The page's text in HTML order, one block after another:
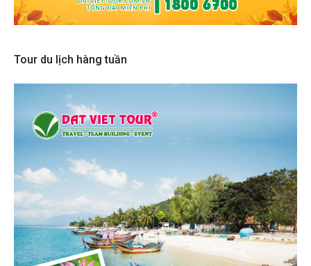
Tour du lịch hàng tuần